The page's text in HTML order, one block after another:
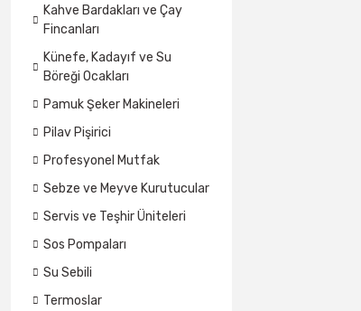
Kahve Bardakları ve Çay
Fincanları
Künefe, Kadayıf ve Su
Böreği Ocakları
Pamuk Şeker Makineleri
Pilav Pişirici
Profesyonel Mutfak
Sebze ve Meyve Kurutucular
Servis ve Teşhir Üniteleri
Sos Pompaları
Su Sebili
Termoslar